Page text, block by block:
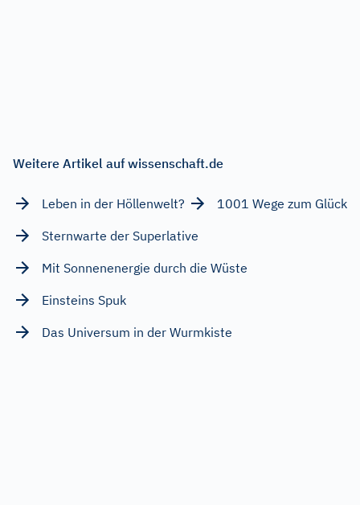
Weitere Artikel auf wissenschaft.de
Leben in der Höllenwelt?
1001 Wege zum Glück
Sternwarte der Superlative
Mit Sonnenenergie durch die Wüste
Einsteins Spuk
Das Universum in der Wurmkiste